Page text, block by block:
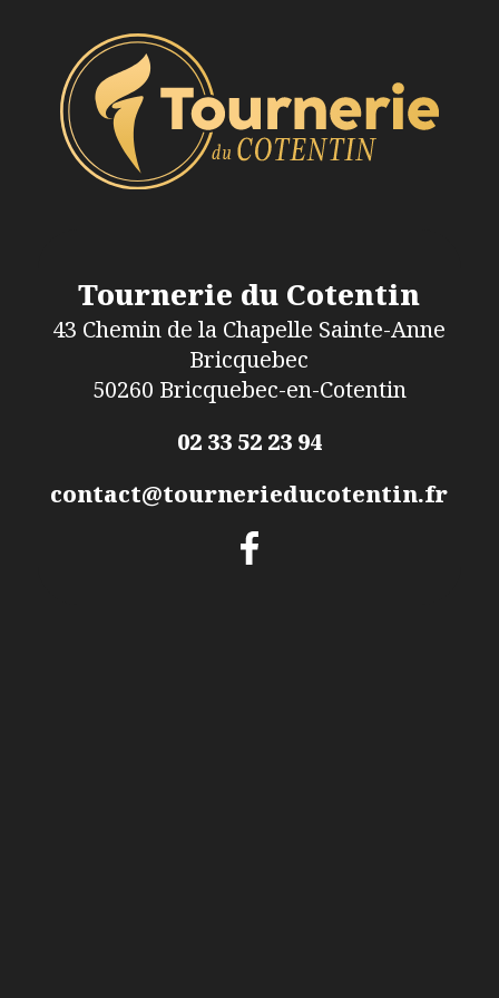
Tournerie du Cotentin
43 Chemin de la Chapelle Sainte-Anne
Bricquebec
50260 Bricquebec-en-Cotentin
02 33 52 23 94
contact@tournerieducotentin.fr